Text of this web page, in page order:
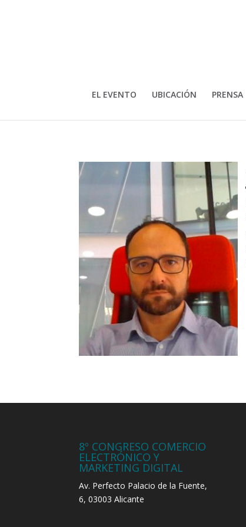
EL EVENTO UBICACIÓN PRENSA
8º CONGRESO COMERCIO
ELECTRÓNICO Y
MARKETING DIGITAL
Av. Perfecto Palacio de la Fuente,
6, 03003 Alicante